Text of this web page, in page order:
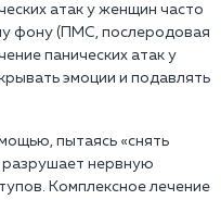
атак у женщин часто
фону (ПМС, послеродовая
панических атак у
эмоции и подавлять
пытаясь «снять
разрушает нервную
Комплексное лечение